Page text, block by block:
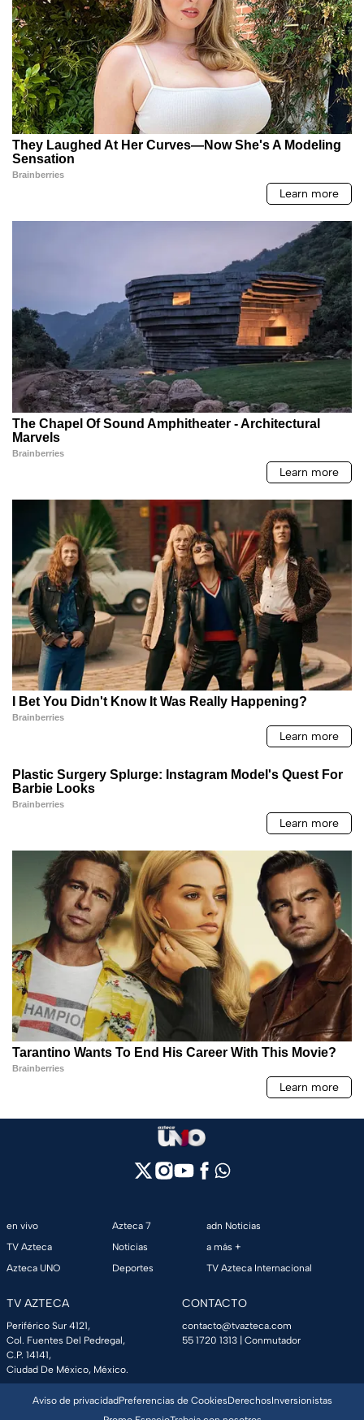
en vivo
TV Azteca
Azteca UNO
Azteca 7
Noticias
Deportes
adn Noticias
a más +
TV Azteca Internacional
TV AZTECA
Periférico Sur 4121,
Col. Fuentes Del Pedregal,
C.P. 14141,
Ciudad De México, México.
CONTACTO
contacto@tvazteca.com
55 1720 1313 | Conmutador
Aviso de privacidadPreferencias de CookiesDerechosInversionistas